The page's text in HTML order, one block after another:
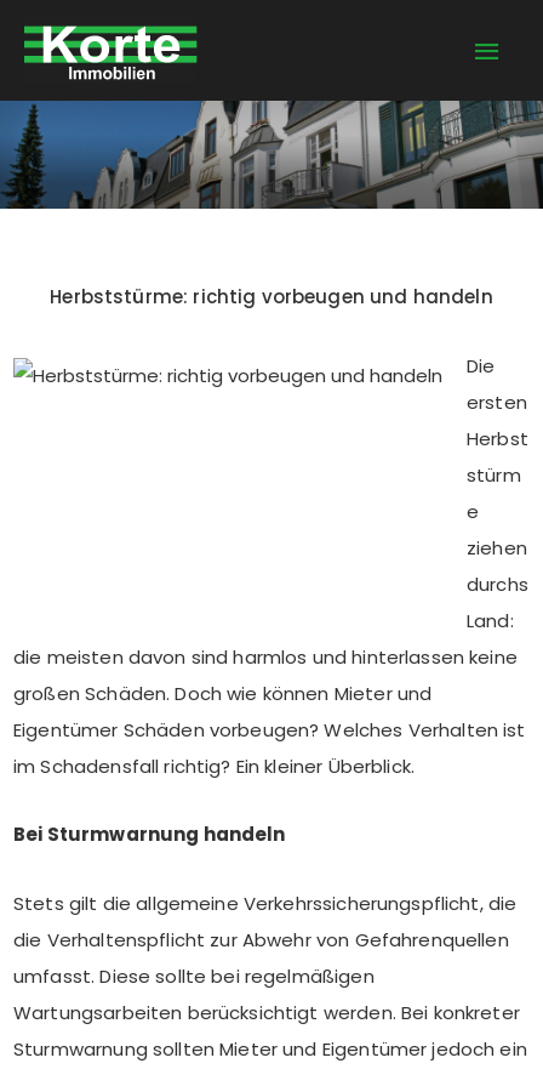
Inhalt
Herbststürme: richtig vorbeugen und handeln
Die
ersten
Herbst
stürm
e
ziehen
durchs
Land:
die meisten davon sind harmlos und hinterlassen keine
großen Schäden. Doch wie können Mieter und
Eigentümer Schäden vorbeugen? Welches Verhalten ist
im Schadensfall richtig? Ein kleiner Überblick.
Bei Sturmwarnung handeln
Stets gilt die allgemeine Verkehrssicherungspflicht, die
die Verhaltenspflicht zur Abwehr von Gefahrenquellen
umfasst. Diese sollte bei regelmäßigen
Wartungsarbeiten berücksichtigt werden. Bei konkreter
Sturmwarnung sollten Mieter und Eigentümer jedoch ein